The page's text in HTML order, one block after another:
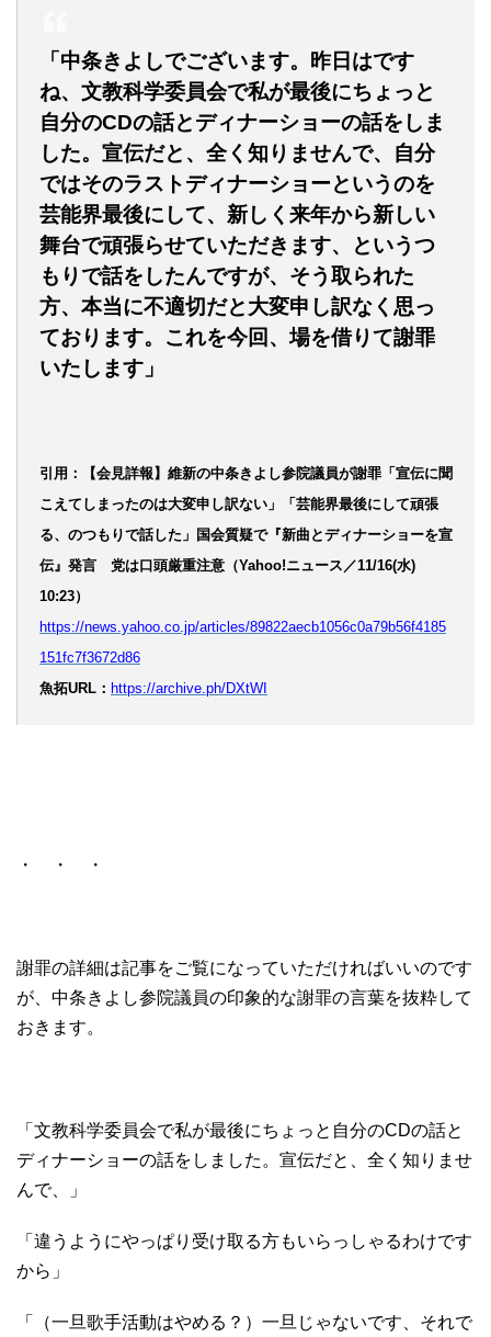
「中条きよしでございます。昨日はです
ね、文教科学委員会で私が最後にちょっと
自分のCDの話とディナーショーの話をしま
した。宣伝だと、全く知りませんで、自分
ではそのラストディナーショーというのを
芸能界最後にして、新しく来年から新しい
舞台で頑張らせていただきます、というつ
もりで話をしたんですが、そう取られた
方、本当に不適切だと大変申し訳なく思っ
ております。これを今回、場を借りて謝罪
いたします」
引用：【会見詳報】維新の中条きよし参院議員が謝罪「宣伝に聞
こえてしまったのは大変申し訳ない」「芸能界最後にして頑張
る、のつもりで話した」国会質疑で『新曲とディナーショーを宣
伝』発言 党は口頭厳重注意（Yahoo!ニュース／11/16(水)
10:23）
https://news.yahoo.co.jp/articles/89822aecb1056c0a79b56f4185
151fc7f3672d86
魚拓URL： https://archive.ph/DXtWI
・ ・ ・
謝罪の詳細は記事をご覧になっていただければいいのです
が、中条きよし参院議員の印象的な謝罪の言葉を抜粋して
おきます。
「文教科学委員会で私が最後にちょっと自分のCDの話と
ディナーショーの話をしました。宣伝だと、全く知りませ
んで、」
「違うようにやっぱり受け取る方もいらっしゃるわけです
から」
「（一旦歌手活動はやめる？）一旦じゃないです、それで